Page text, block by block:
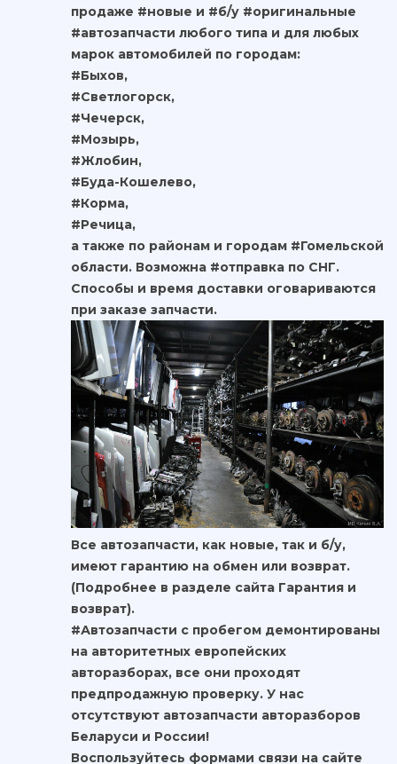
продаже #новые и #б/у #оригинальные
#автозапчасти любого типа и для любых
марок автомобилей по городам:
#Быхов,
#Светлогорск,
#Чечерск,
#Мозырь,
#Жлобин,
#Буда-Кошелево,
#Корма,
#Речица,
а также по районам и городам #Гомельской
области. Возможна #отправка по СНГ.
Способы и время доставки оговариваются
при заказе запчасти.
Все автозапчасти, как новые, так и б/у,
имеют гарантию на обмен или возврат.
(Подробнее в разделе сайта Гарантия и
возврат).
#Автозапчасти с пробегом демонтированы
на авторитетных европейских
авторазборах, все они проходят
предпродажную проверку. У нас
отсутствуют автозапчасти авторазборов
Беларуси и России!
Воспользуйтесь формами связи на сайте